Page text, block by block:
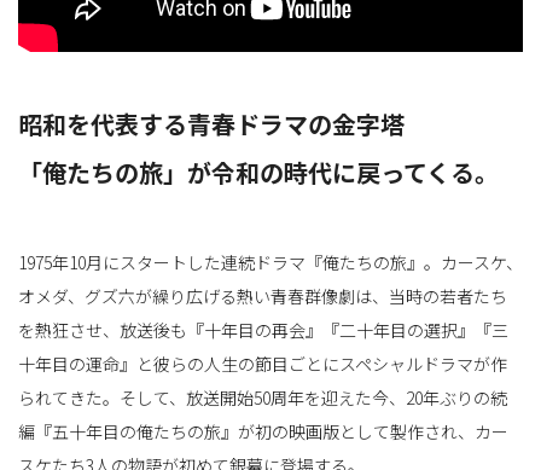
昭和を代表する青春ドラマの金字塔
「俺たちの旅」が令和の時代に戻ってくる。
1975年10月にスタートした連続ドラマ『俺たちの旅』。カースケ、
オメダ、グズ六が繰り広げる熱い青春群像劇は、当時の若者たち
を熱狂させ、放送後も『十年目の再会』『二十年目の選択』『三
十年目の運命』と彼らの人生の節目ごとにスペシャルドラマが作
られてきた。そして、放送開始50周年を迎えた今、20年ぶりの続
編『五十年目の俺たちの旅』が初の映画版として製作され、カー